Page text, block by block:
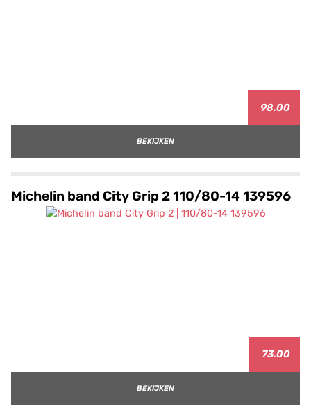
98.00
BEKIJKEN
Michelin band City Grip 2 110/80-14 139596
73.00
BEKIJKEN